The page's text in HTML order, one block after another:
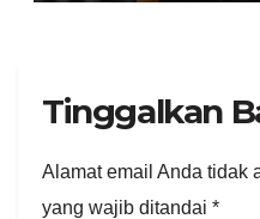
Tinggalkan
Alamat email Anda tidak
yang wajib ditandai *